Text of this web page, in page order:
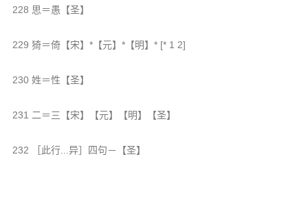
228 思＝愚【圣】
229 猗＝倚【宋】*【元】*【明】* [* 1 2]
230 姓＝性【圣】
231 二＝三【宋】【元】【明】【圣】
232 ［此行...异］四句－【圣】